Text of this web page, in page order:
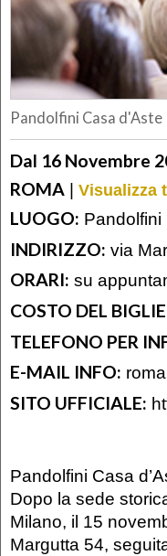
Pandolfini Casa d'Aste
Dal 16 Novembre
ROMA | Visualizza
LUOGO:
INDIRIZZO: via
ORARI: su
COSTO DEL
TELEFONO PER
E-MAIL INFO:
SITO UFFICIALE:
Pandolfini Casa
Dopo la sede
Milano, il 15
Margutta 54,